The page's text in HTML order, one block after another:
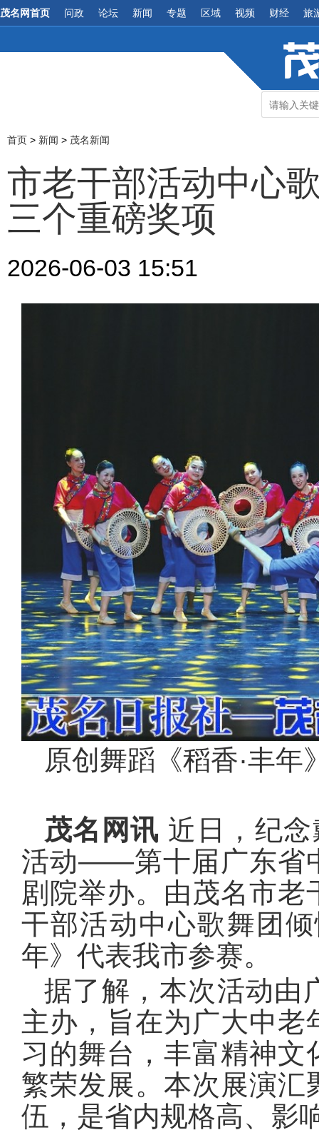
茂名网首页 问政 论坛 新闻 专题 区域 视频 财经 旅
首页 > 新闻 > 茂名新闻
市老干部活动中心
三个重磅奖项
2026-06-03 15:51
原创舞蹈《稻香·丰
茂名网讯 近日，纪
活动——第十届广东省
剧院举办。由茂名市
干部活动中心歌舞团
年》代表我市参赛。
据了解，本次活动由
主办，旨在为广大中
习的舞台，丰富精神
繁荣发展。本次展演
伍，是省内规格高、影